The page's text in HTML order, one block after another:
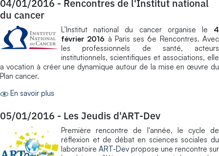
04/01/2016 - Rencontres de l'Institut national
du cancer
L’Institut national du cancer organise le 4
février 2016 à Paris ses 6e Rencontres. Avec
les professionnels de santé, acteurs
institutionnels, scientifiques et associations, elle
a vocation à créer une dynamique autour de la mise en œuvre du
Plan cancer.
En savoir plus
05/01/2016 - Les Jeudis d'ART-Dev
Première rencontre de l'année, le cycle de
réflexion et de débat en sciences sociales du
laboratoire ART-Dev propose une rencontre sur